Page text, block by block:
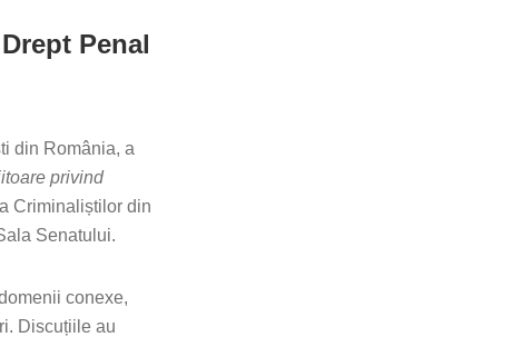
Penal
din România, a
privind
Criminaliștilor din
Senatului.
conexe,
Discuțiile au